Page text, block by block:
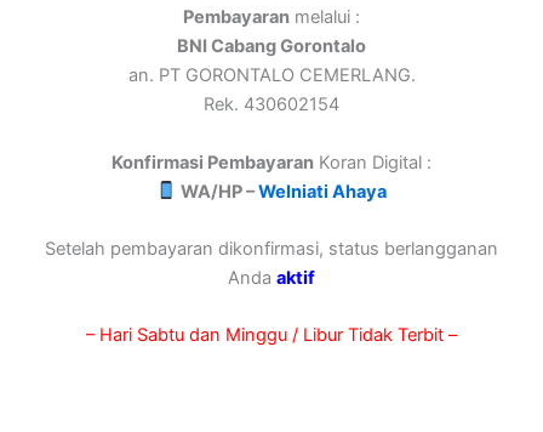
Pembayaran melalui :
BNI Cabang Gorontalo
an. PT GORONTALO CEMERLANG.
Rek. 430602154
Konfirmasi Pembayaran Koran Digital :
WA/HP –Welniati Ahaya
Setelah pembayaran dikonfirmasi, status berlangganan
Anda aktif
– Hari Sabtu dan Minggu / Libur Tidak Terbit –